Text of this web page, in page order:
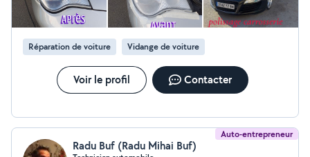
Réparation de voiture Vidange de voiture
Voir le profil Contacter
Auto-entrepreneur
Radu Buf (Radu Mihai Buf)